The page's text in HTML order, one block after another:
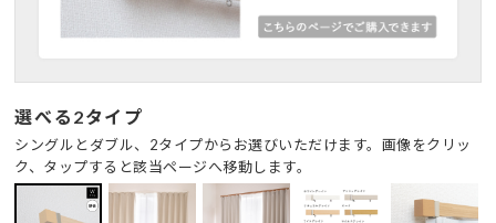
選べる2タイプ
シングルとダブル、2タイプからお選びいただけます。画像をクリッ
ク、タップすると該当ページへ移動します。